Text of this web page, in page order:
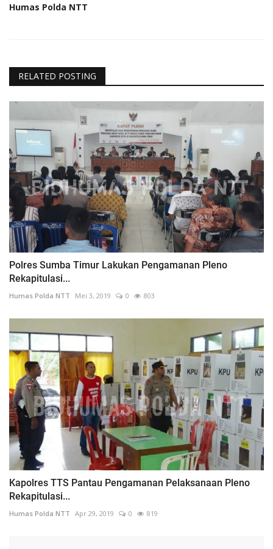
Humas Polda NTT
RELATED POSTING
Polres Sumba Timur Lakukan Pengamanan Pleno
Rekapitulasi...
Humas Polda NTT Mei 3, 2019 0 803
Kapolres TTS Pantau Pengamanan Pelaksanaan Pleno
Rekapitulasi...
Humas Polda NTT Apr 29, 2019 0 819